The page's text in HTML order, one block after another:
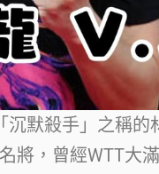
沉默殺手」之稱
將，曾經WTT大